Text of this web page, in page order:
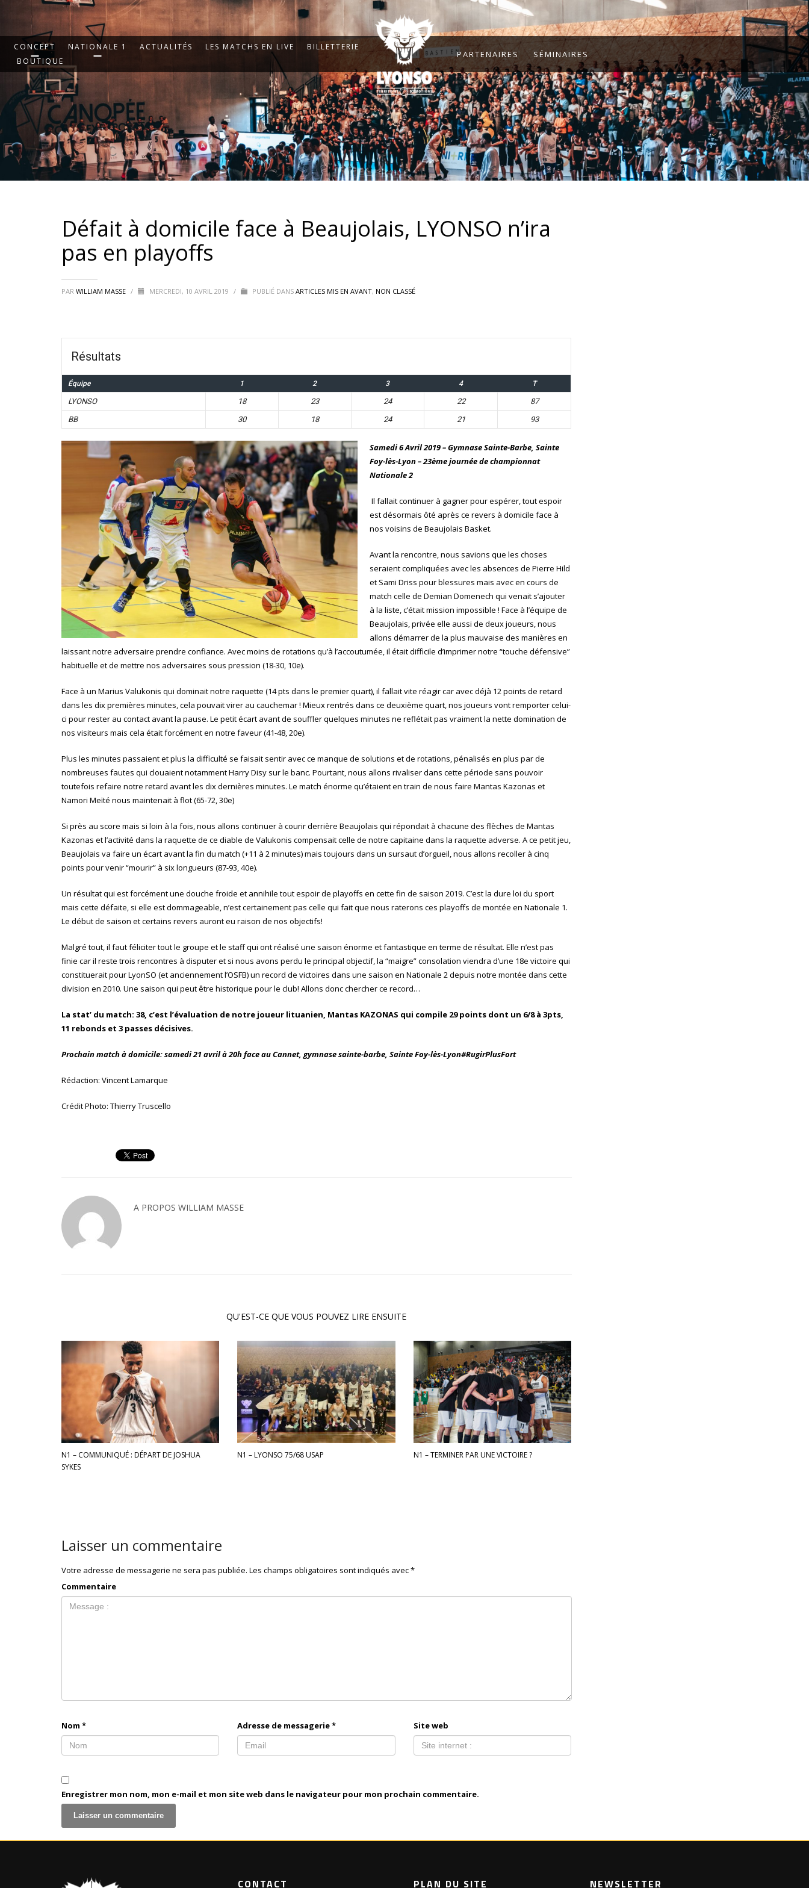
PARTENAIRES SÉMINAIRES
CONCEPT NATIONALE 1 ACTUALITÉS LES MATCHS EN LIVE
BILLETTERIE
BOUTIQUE
Défait à domicile face à Beaujolais, LYONSO n’ira
pas en playoffs
PAR WILLIAM MASSE / MERCREDI, 10 AVRIL 2019 / PUBLIÉ DANS ARTICLES MIS EN AVANT, NON CLASSÉ
Résultats
Équipe 1 2 3 4 T
LYONSO 18 23 24 22
87
BB
30 18 24 21 93
Samedi 6 Avril 2019 – Gymnase Sainte-Barbe, Sainte
Foy-lès-Lyon – 23ème journée de championnat
Nationale 2
Il fallait continuer à gagner pour espérer, tout espoir
est désormais ôté après ce revers à domicile face à
nos voisins de Beaujolais Basket.
Avant la rencontre, nous savions que les choses
seraient compliquées avec les absences de Pierre Hild
et Sami Driss pour blessures mais avec en cours de
match celle de Demian Domenech qui venait s’ajouter
à la liste, c’était mission impossible ! Face à l’équipe de
Beaujolais, privée elle aussi de deux joueurs, nous
allons démarrer de la plus mauvaise des manières en
laissant notre adversaire prendre confiance. Avec moins de rotations qu’à l’accoutumée, il était difficile d’imprimer notre “touche défensive”
habituelle et de mettre nos adversaires sous pression (18-30, 10e).
Face à un Marius Valukonis qui dominait notre raquette (14 pts dans le premier quart), il fallait vite réagir car avec déjà 12 points de retard
dans les dix premières minutes, cela pouvait virer au cauchemar ! Mieux rentrés dans ce deuxième quart, nos joueurs vont remporter celui-
ci pour rester au contact avant la pause. Le petit écart avant de souffler quelques minutes ne reflétait pas vraiment la nette domination de
nos visiteurs mais cela était forcément en notre faveur (41-48, 20e).
Plus les minutes passaient et plus la difficulté se faisait sentir avec ce manque de solutions et de rotations, pénalisés en plus par de
nombreuses fautes qui clouaient notamment Harry Disy sur le banc. Pourtant, nous allons rivaliser dans cette période sans pouvoir
toutefois refaire notre retard avant les dix dernières minutes. Le match énorme qu’étaient en train de nous faire Mantas Kazonas et
Namori Meïté nous maintenait à flot (65-72, 30e)
Si près au score mais si loin à la fois, nous allons continuer à courir derrière Beaujolais qui répondait à chacune des flèches de Mantas
Kazonas et l’activité dans la raquette de ce diable de Valukonis compensait celle de notre capitaine dans la raquette adverse. A ce petit jeu,
Beaujolais va faire un écart avant la fin du match (+11 à 2 minutes) mais toujours dans un sursaut d’orgueil, nous allons recoller à cinq
points pour venir “mourir” à six longueurs (87-93, 40e).
Un résultat qui est forcément une douche froide et annihile tout espoir de playoffs en cette fin de saison 2019. C’est la dure loi du sport
mais cette défaite, si elle est dommageable, n’est certainement pas celle qui fait que nous raterons ces playoffs de montée en Nationale 1.
Le début de saison et certains revers auront eu raison de nos objectifs!
Malgré tout, il faut féliciter tout le groupe et le staff qui ont réalisé une saison énorme et fantastique en terme de résultat. Elle n’est pas
finie car il reste trois rencontres à disputer et si nous avons perdu le principal objectif, la “maigre” consolation viendra d’une 18e victoire qui
constituerait pour LyonSO (et anciennement l’OSFB) un record de victoires dans une saison en Nationale 2 depuis notre montée dans cette
division en 2010. Une saison qui peut être historique pour le club! Allons donc chercher ce record…
La stat’ du match: 38, c’est l’évaluation de notre joueur lituanien, Mantas KAZONAS qui compile 29 points dont un 6/8 à 3pts,
11 rebonds et 3 passes décisives.
Prochain match à domicile: samedi 21 avril à 20h face au Cannet, gymnase sainte-barbe, Sainte Foy-lès-Lyon#RugirPlusFort
Rédaction: Vincent Lamarque
Crédit Photo: Thierry Truscello
A PROPOS WILLIAM MASSE
QU'EST-CE QUE VOUS POUVEZ LIRE ENSUITE
N1 – COMMUNIQUÉ : DÉPART DE JOSHUA
SYKES
N1 – LYONSO 75/68 USAP N1 – TERMINER PAR UNE VICTOIRE ?
Laisser un commentaire
Votre adresse de messagerie ne sera pas publiée. Les champs obligatoires sont indiqués avec*
Commentaire
Nom * Adresse de messagerie* Site web
Enregistrer mon nom, mon e-mail et mon site web dans le navigateur pour mon prochain commentaire.
CONTACT PLAN DU SITE NEWSLETTER